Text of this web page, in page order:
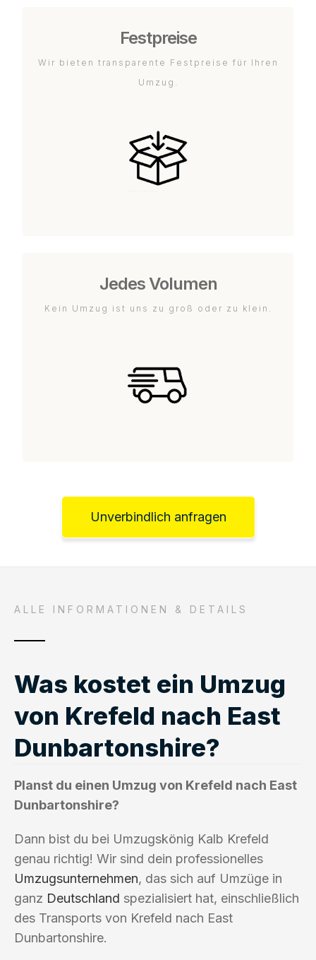
Festpreise
Wir bieten transparente Festpreise für Ihren
Umzug.
Jedes Volumen
Kein Umzug ist uns zu groß oder zu klein.
Unverbindlich anfragen
ALLE INFORMATIONEN & DETAILS
Was kostet ein Umzug
von Krefeld nach East
Dunbartonshire?
Planst du einen Umzug von Krefeld nach East
Dunbartonshire?
Dann bist du bei Umzugskönig Kalb Krefeld
genau richtig! Wir sind dein professionelles
Umzugsunternehmen, das sich auf Umzüge in
ganz Deutschland spezialisiert hat, einschließlich
des Transports von Krefeld nach East
Dunbartonshire.